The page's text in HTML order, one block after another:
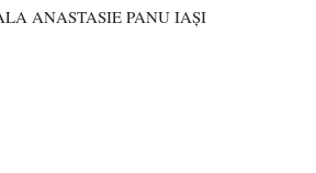
ANASTASIE PANU IAȘI